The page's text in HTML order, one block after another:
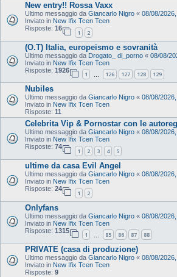
New entry!! Rossa Vaxx
Ultimo messaggio da Giancarlo Nigro « 08/08/
Inviato in New Ifix Tcen Tcen
Risposte: 16
1 2
(O.T) Italia, europeismo e sovranità
Ultimo messaggio da Drogato_ di_porno « 08/08/
Inviato in New Ifix Tcen Tcen
Risposte: 1926
1 126 127 128 129
Nubiles
Ultimo messaggio da Giancarlo Nigro « 08/08/
Inviato in New Ifix Tcen Tcen
Risposte: 11
Celebrita Vip & Pornostar con le
Ultimo messaggio da Giancarlo Nigro « 08/08/2026,
Inviato in New Ifix Tcen Tcen
Risposte: 74
1 2 3 4 5
ultime da casa Evil Angel
Ultimo messaggio da Giancarlo Nigro « 08/08/
Inviato in New Ifix Tcen Tcen
Risposte: 24
1 2
Onlyfans
Ultimo messaggio da Giancarlo Nigro « 08/08/
Inviato in New Ifix Tcen Tcen
Risposte: 1315
1 85 86 87 88
PRIVATE (casa di produzione)
Ultimo messaggio da Giancarlo Nigro « 08/08/2026,
Inviato in New Ifix Tcen Tcen
Risposte: 9